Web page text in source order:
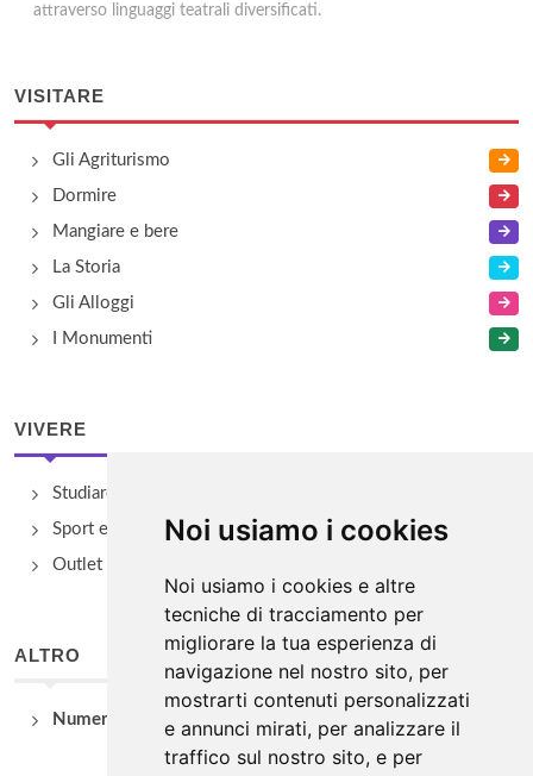
Noi usiamo i cookies
Noi usiamo i cookies e altre
tecniche di tracciamento per
migliorare la tua esperienza di
navigazione nel nostro sito, per
mostrarti contenuti personalizzati
e annunci mirati, per analizzare il
traffico sul nostro sito, e per
attraverso linguaggi teatrali diversificati.
VISITARE
Gli Agriturismo
Dormire
Mangiare e bere
La Storia
Gli Alloggi
I Monumenti
VIVERE
Studiare
Sport e Benessere
Outlet e spacci aziendali
ALTRO
Numeri Utili